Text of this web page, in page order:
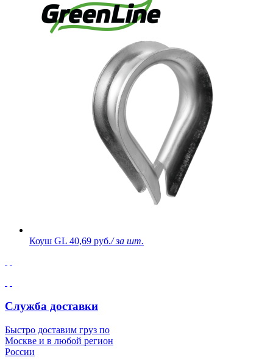
Коуш GL 40,69 руб./ за шт.
Служба доставки
Быстро доставим груз по
Москве и в любой регион
России